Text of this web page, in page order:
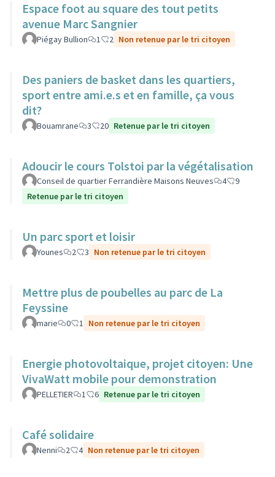
Espace foot au square des tout petits
avenue Marc Sangnier
Piégay Bullion 1 2 Non retenue par le tri citoyen
Des paniers de basket dans les quartiers,
sport entre ami.e.s et en famille, ça vous
dit?
Bouamrane 3 20 Retenue par le tri citoyen
Adoucir le cours Tolstoi par la végétalisation
Conseil de quartier Ferrandière Maisons Neuves 4
9
Retenue par le tri citoyen
Un parc sport et loisir
Younes 2 3 Non retenue par le tri citoyen
Mettre plus de poubelles au parc de La
Feyssine
marie 0 1 Non retenue par le tri citoyen
Energie photovoltaique, projet citoyen: Une
VivaWatt mobile pour demonstration
PELLETIER 1 6 Retenue par le tri citoyen
Café solidaire
Nenni 2 4 Non retenue par le tri citoyen